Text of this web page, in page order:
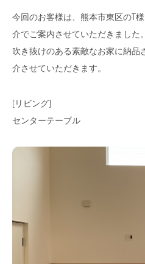
今回のお客様は、熊本市東区のT
介でご案内させていただきました。
吹き抜けのある素敵なお家に納品
介させていただきます。
[リビング]
センターテーブル